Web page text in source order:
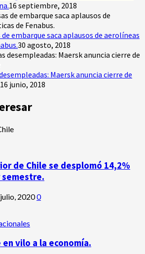
16 septiembre, 2018
embarque saca aplausos de aerolíneas
30 agosto, 2018
Maersk anuncia cierre de
16 junio, 2018
de Chile se desplomó 14,2%
20200
vilo a la economía.